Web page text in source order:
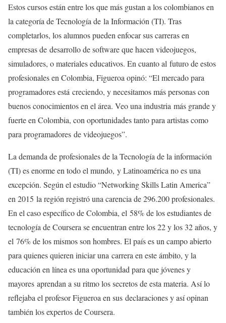
Estos cursos están entre los que más gustan a los colombianos en
la categoría de Tecnología de la Información (TI). Tras
completarlos, los alumnos pueden enfocar sus carreras en
empresas de desarrollo de software que hacen videojuegos,
simuladores, o materiales educativos. En cuanto al futuro de estos
profesionales en Colombia, Figueroa opinó: “El mercado para
programadores está creciendo, y necesitamos más personas con
buenos conocimientos en el área. Veo una industria más grande y
fuerte en Colombia, con oportunidades tanto para artistas como
para programadores de videojuegos”.
La demanda de profesionales de la Tecnología de la información
(TI) es enorme en todo el mundo, y Latinoamérica no es una
excepción. Según el estudio “Networking Skills Latin America”
en 2015 la región registró una carencia de 296.200 profesionales.
En el caso específico de Colombia, el 58% de los estudiantes de
tecnología de Coursera se encuentran entre los 22 y los 32 años, y
el 76% de los mismos son hombres. El país es un campo abierto
para quienes quieren iniciar una carrera en este ámbito, y la
educación en línea es una oportunidad para que jóvenes y
mayores aprendan a su ritmo los secretos de esta materia. Así lo
reflejaba el profesor Figueroa en sus declaraciones y así opinan
también los expertos de Coursera.